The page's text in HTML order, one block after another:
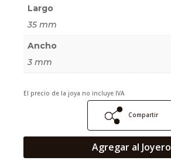
Largo
35 mm
Ancho
3 mm
El precio de la joya no incluye IVA
Compartir
Agregar al Joyero